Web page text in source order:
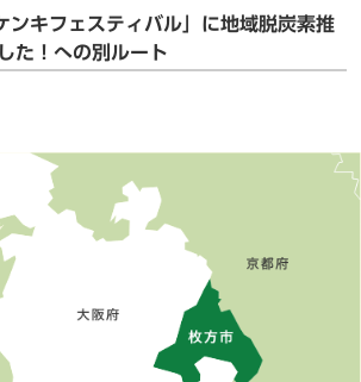
ンキフェスティバル」に地域脱炭素推
た！への別ルート